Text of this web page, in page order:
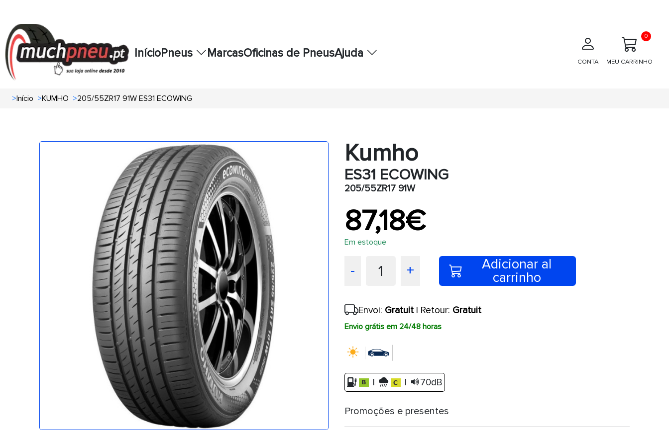
InícioPneus MarcasOficinas de PneusAjuda
CONTA MEU CARRINHO
0
>Início >KUMHO >205/55ZR17 91W ES31 ECOWING
Kumho
ES31 ECOWING
205/55ZR17 91W
87,18€
Em estoque
- 1 +
Adicionar al
carrinho
Envoi: Gratuit| Retour: Gratuit
Envio grátis em 24/48 horas
| | 70dB
Promoções e presentes